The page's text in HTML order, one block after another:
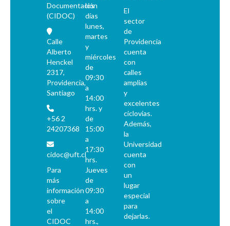
Documentación
(CIDOC)
Calle
Alberto
Henckel
2317,
Providencia,
Santiago
+56 2
24207368
cidoc@uft.cl
Para
más
información
sobre
el
CIDOC
los
días
lunes,
martes
y
miércoles
de
09:30
a
14:00
hrs. y
de
15:00
a
17:30
hrs.
Jueves
de
09:30
a
14:00
hrs.,
El
sector
de
Providencia
cuenta
con
calles
amplias
y
excelentes
ciclovías.
Además,
la
Universidad
cuenta
con
un
lugar
especial
para
dejarlas.